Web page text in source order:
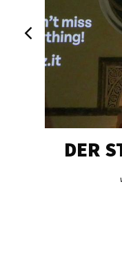
DER